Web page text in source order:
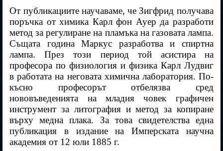
От публикациите научаваме, че Зигфрид получава
поръчка от химика Карл фон Ауер да разработи
метод за регулиране на пламъка на газовата лампа.
Същата година Маркус разработва и спиртна
лампа. През този период той асистира на
професора по физиология и физика Карл Лудвиг
в работата на неговата химична лаборатория. По-
късно професорът отбелязва сред
нововъведенията на младия човек графичен
инструмент за литография и метод за копиране
върху медна плака. За това свидетелства една
публикация в издание на Имперската научна
академия от 12 юли 1885 г.